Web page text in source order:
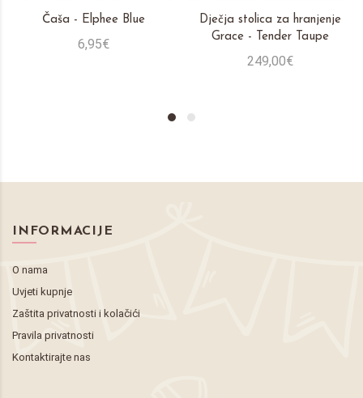
Čaša - Elphee Blue
6,95€
Dječja stolica za hranjenje
Grace - Tender Taupe
249,00€
INFORMACIJE
O nama
Uvjeti kupnje
Zaštita privatnosti i kolačići
Pravila privatnosti
Kontaktirajte nas